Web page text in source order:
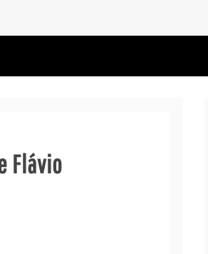
Flávio